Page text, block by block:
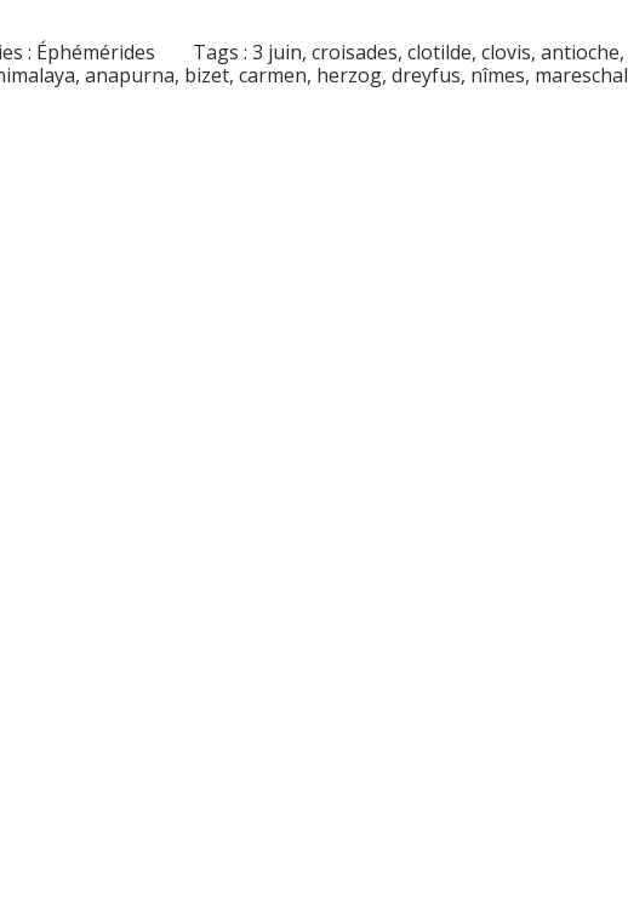
: Éphémérides Tags :3 juin,croisades,clotilde,clovis,antioche,
, anapurna, bizet, carmen, herzog, dreyfus, nîmes, mareschal